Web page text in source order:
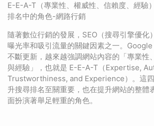
E-E-A-T（專業性、權威性、信賴度、經驗
排名中的角色-網路行銷
隨著數位行銷的發展，SEO（搜尋引擎優化
曝光率和吸引流量的關鍵因素之一。
不斷更新，越來越強調網站內容的「專業性
與經驗」，也就是 E-E-A-T（Expertise,
Trustworthiness, and Experience）。這
升搜尋排名至關重要，也在提升網站的整體
面扮演著舉足輕重的角色。